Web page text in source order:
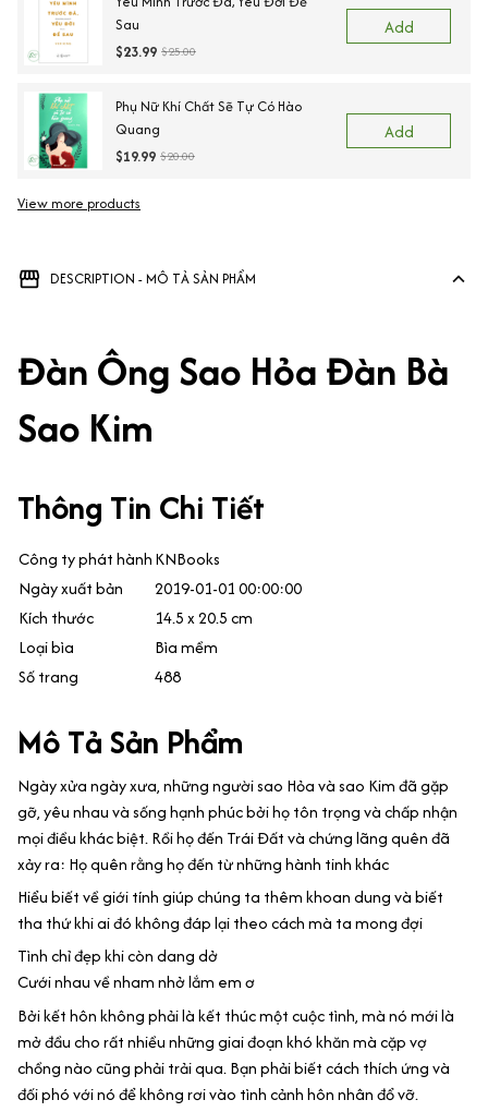
Đời Đến Bạn Đạo Tập 2 + Đàn Ông
Sao Hỏa - Đàn Bà Sao Kim + Đồng
Cảm Trong Hôn Nhân: Yêu Trọn
Sau
$23.99 $25.00
Add
Phụ Nữ Khí Chất Sẽ Tự Có Hào
Quang
$19.99 $20.00
Add
View more products
DESCRIPTION - MÔ TẢ SẢN PHẨM
Đàn Ông Sao Hỏa Đàn Bà
Sao Kim
Thông Tin Chi Tiết
Công ty phát hànhKNBooks
Ngày xuất bản
2019-01-01 00:00:00
Kích thước
14.5 x 20.5 cm
Loại bìa
Bìa mềm
Số trang
488
Mô Tả Sản Phẩm
Ngày xửa ngày xưa, những người sao Hỏa và sao Kim đã gặp
gỡ, yêu nhau và sống hạnh phúc bởi họ tôn trọng và chấp nhận
mọi điều khác biệt. Rồi họ đến Trái Đất và chứng lãng quên đã
xảy ra: Họ quên rằng họ đến từ những hành tinh khác
Hiểu biết về giới tính giúp chúng ta thêm khoan dung và biết
tha thứ khi ai đó không đáp lại theo cách mà ta mong đợi
Tình chỉ đẹp khi còn dang dở
Cưới nhau về nham nhở lắm em ơ
Bởi kết hôn không phải là kết thúc một cuộc tình, mà nó mới là
mở đầu cho rất nhiều những giai đoạn khó khăn mà cặp vợ
chồng nào cũng phải trải qua. Bạn phải biết cách thích ứng và
đối phó với nó để không rơi vào tình cảnh hôn nhân đổ vỡ.